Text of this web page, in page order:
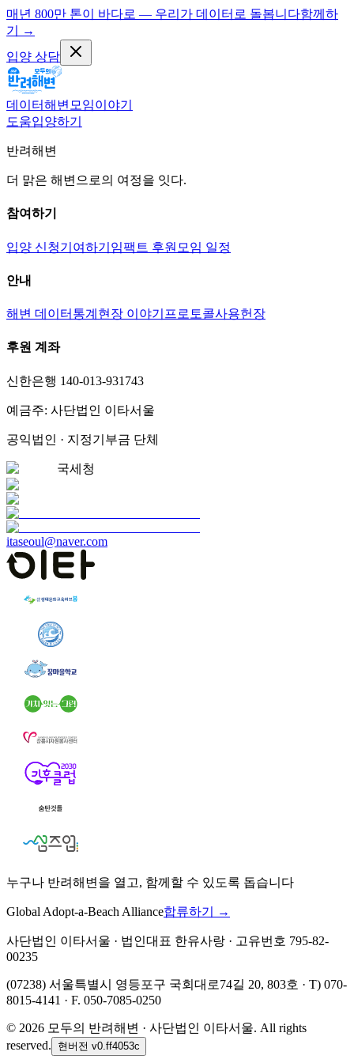
매년 800만 톤이 바다로 — 우리가 데이터로 돌봅니다함께하
기
→
입양 상담
데이터해변 모임이야기
도움입양하기
반려해변
더 맑은 해변으로의 여정을 잇다.
참여하기
입양 신청기여하기 임팩트 후원 모임 일정
안내
해변 데이터 통계 현장 이야기 프로토콜사용헌장
후원 계좌
신한은행 140-013-931743
예금주: 사단법인 이타서울
공익법인 · 지정기부금 단체
국세청
itaseoul@naver.com
누구나 반려해변을 열고, 함께할 수 있도록 돕습니다
Global Adopt-a-Beach Alliance합류하기 →
사단법인 이타서울 · 법인대표 한유사랑 · 고유번호 795-82-
00235
(07238) 서울특별시 영등포구 국회대로74길 20, 803호 · T) 070-
8015-4141 · F. 050-7085-0250
© 2026 모두의 반려해변 · 사단법인 이타서울. All rights
reserved.
현버전 v0.ff4053c